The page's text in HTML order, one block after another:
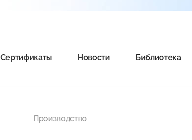
Сертификаты Новости Библиотека
Производство